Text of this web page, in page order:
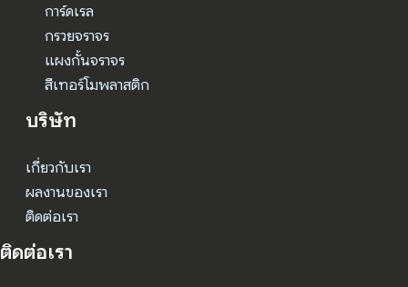
การ์ดเรล
กรวยจราจร
แผงกั้นจราจร
สีเทอร์โมพลาสติก
บริษัท
เกี่ยวกับเรา
ผลงานของเรา
ติดต่อเรา
ติดต่อเรา